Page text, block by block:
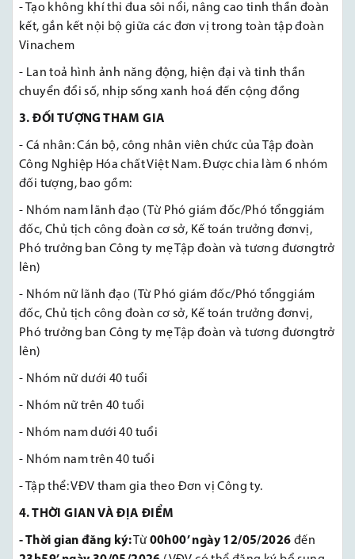
- Tạo không khí thi đua sôi nổi, nâng cao tinh thần đoàn
kết, gắn kết nội bộ giữa các đơn vị trong toàn tập đoàn
Vinachem
- Lan toả hình ảnh năng động, hiện đại và tinh thần
chuyển đổi số, nhịp sống xanh hoá đến cộng đồng
3. ĐỐI TƯỢNG THAM GIA
- Cá nhân: Cán bộ, công nhân viên chức của Tập đoàn
Công Nghiệp Hóa chất Việt Nam. Được chia làm 6 nhóm
đối tượng, bao gồm:
- Nhóm nam lãnh đạo (Từ Phó giám đốc/Phó tổnggiám
đốc,Chủ tịch công đoàn cơ sở, Kế toán trưởng đơnvị,
Phó trưởng ban Công ty mẹTập đoàn và tương đươngtrở
lên)
- Nhóm nữ lãnh đạo (Từ Phó giám đốc/Phó tổnggiám
đốc,Chủ tịch công đoàn cơ sở, Kế toán trưởng đơnvị,
Phó trưởng ban Công ty mẹTập đoàn và tương đươngtrở
lên)
- Nhóm nữ dưới 40 tuổi
- Nhóm nữ trên 40 tuổi
- Nhóm nam dưới 40 tuổi
- Nhóm nam trên 40 tuổi
- Tập thể: VĐV tham gia theo Đơn vị Công ty.
4. THỜI GIAN VÀ ĐỊA ĐIỂM
- Thời gian đăng ký:Từ 00h00’ ngày 12/05/2026 đến